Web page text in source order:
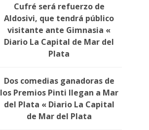
Cufré será refuerzo de
Aldosivi, que tendrá público
visitante ante Gimnasia «
Diario La Capital de Mar del
Plata
Dos comedias ganadoras de
los Premios Pinti llegan a Mar
del Plata « Diario La Capital
de Mar del Plata